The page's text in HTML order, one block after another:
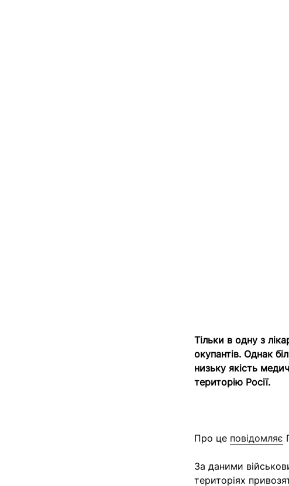
Тільки в одну з
окупантів. Однак
низьку якість
територію Росії.
Про це повідомляє
За даними
територіях